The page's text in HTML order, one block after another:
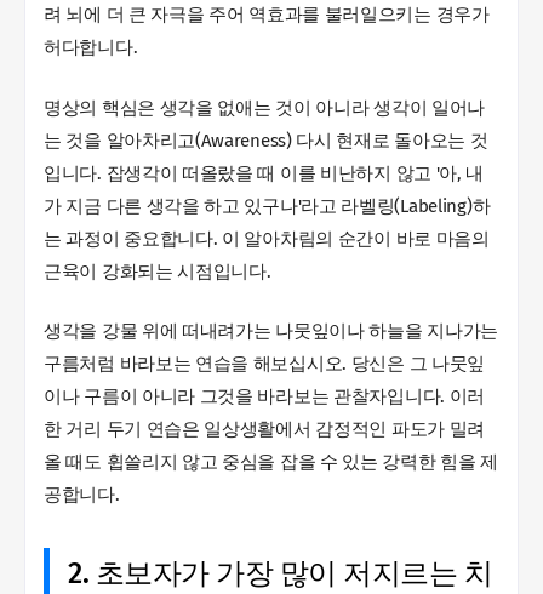
려 뇌에 더 큰 자극을 주어 역효과를 불러일으키는 경우가
허다합니다.
명상의 핵심은 생각을 없애는 것이 아니라 생각이 일어나
는 것을 알아차리고(Awareness) 다시 현재로 돌아오는 것
입니다. 잡생각이 떠올랐을 때 이를 비난하지 않고 '아, 내
가 지금 다른 생각을 하고 있구나'라고 라벨링(Labeling)하
는 과정이 중요합니다. 이 알아차림의 순간이 바로 마음의
근육이 강화되는 시점입니다.
생각을 강물 위에 떠내려가는 나뭇잎이나 하늘을 지나가는
구름처럼 바라보는 연습을 해보십시오. 당신은 그 나뭇잎
이나 구름이 아니라 그것을 바라보는 관찰자입니다. 이러
한 거리 두기 연습은 일상생활에서 감정적인 파도가 밀려
올 때도 휩쓸리지 않고 중심을 잡을 수 있는 강력한 힘을 제
공합니다.
2. 초보자가 가장 많이 저지르는 치